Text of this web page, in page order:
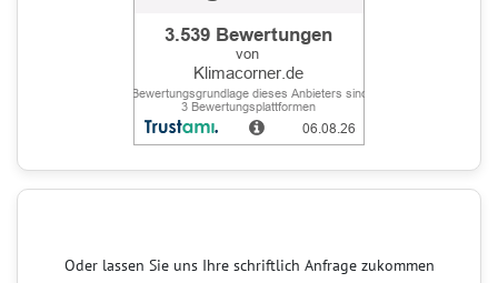
Oder lassen Sie uns Ihre schriftlich Anfrage zukommen